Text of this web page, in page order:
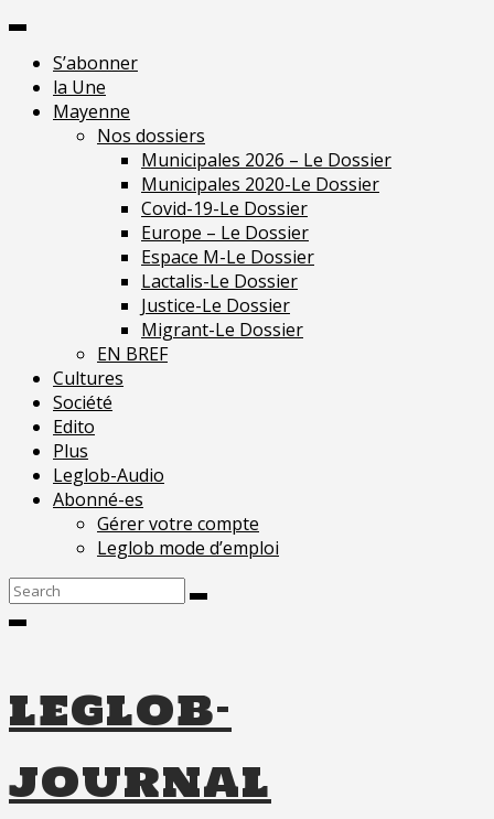
Skip
contentS’abonner
la Une
Mayenne
Nos dossiers
Municipales 2026 – Le Dossier
Municipales 2020-Le Dossier
Covid-19-Le Dossier
Europe – Le Dossier
Espace M-Le Dossier
Lactalis-Le Dossier
Justice-Le Dossier
Migrant-Le Dossier
EN BREF
Cultures
Société
Edito
Plus
Leglob-Audio
Abonné-es
Gérer votre compte
Leglob mode d’emploi
Search
leglob-
journal
indépendante en
Mayenne